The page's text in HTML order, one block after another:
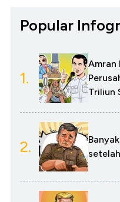
Popular
1.
Amran
Triliun
2.